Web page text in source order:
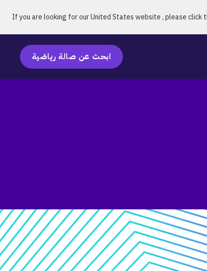
If you are looking for ourUnited Stateswebsite , please click تخطي التنقل
ابحث عن صالة رياضية